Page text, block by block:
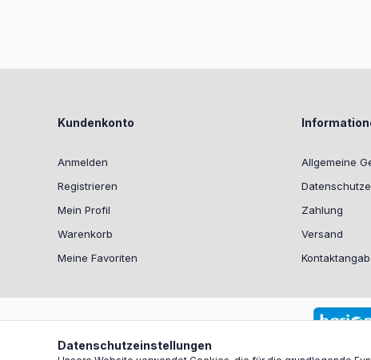
Kundenkonto
Anmelden
Registrieren
Mein Profil
Warenkorb
Meine Favoriten
Allgemeine
Zahlung
Versand
Datenschutzeinstellungen